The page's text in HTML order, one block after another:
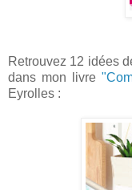
Retrouvez 12 idées
dans mon livre
Eyrolles :